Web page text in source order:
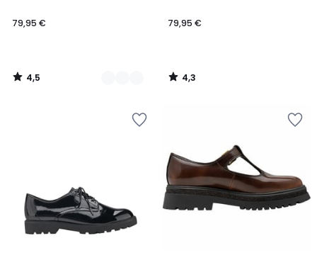
79,95 €
4,5
/
79,95 €
4,3
/